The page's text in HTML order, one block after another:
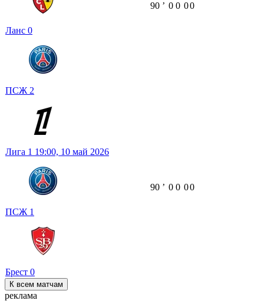
Ланс 0
ПСЖ 2
90 ʼ 0 0 00
Лига 1 19:00, 10 май 2026
ПСЖ 1
Брест 0
90 ʼ 0 0 00
К всем матчам
реклама